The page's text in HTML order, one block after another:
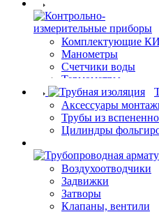
Комплектующие
Манометры
Счетчики воды
Термометры
Аксессуары
Трубы из
Цилиндры
Воздухоотводчики
Задвижки
Затворы
Клапаны, вентили